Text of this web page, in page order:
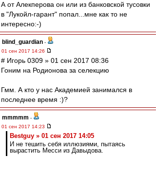
А от Алекперова он или из банковской тусовки
в "Лукойл-гарант" попал...мне как то не
интересно:-)
blind_guardian -
01 сен 2017 14:26
# Игорь 0309 » 01 сен 2017 08:36
Гоним на Родионова за селекцию
Гмм. А кто у нас Академией занимался в
последнее время :)?
mmmmm -
01 сен 2017 14:23
Bestguy » 01 сен 2017 14:05
И не тешить себя иллюзиями, пытаясь
вырастить Месси из Давыдова.